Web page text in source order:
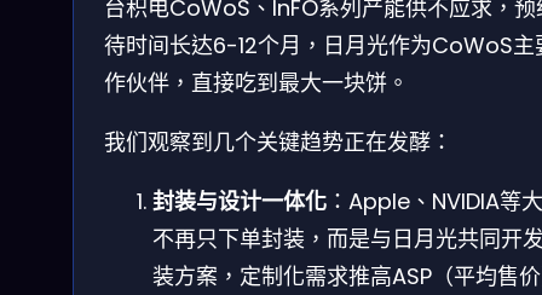
台积电CoWoS、InFO系列产能供不应求，预
待时间长达6-12个月，日月光作为CoWoS主
作伙伴，直接吃到最大一块饼。
我们观察到几个关键趋势正在发酵：
封装与设计一体化 ：Apple、NVIDIA等
不再只下单封装，而是与日月光共同开
装方案，定制化需求推高ASP（平均售